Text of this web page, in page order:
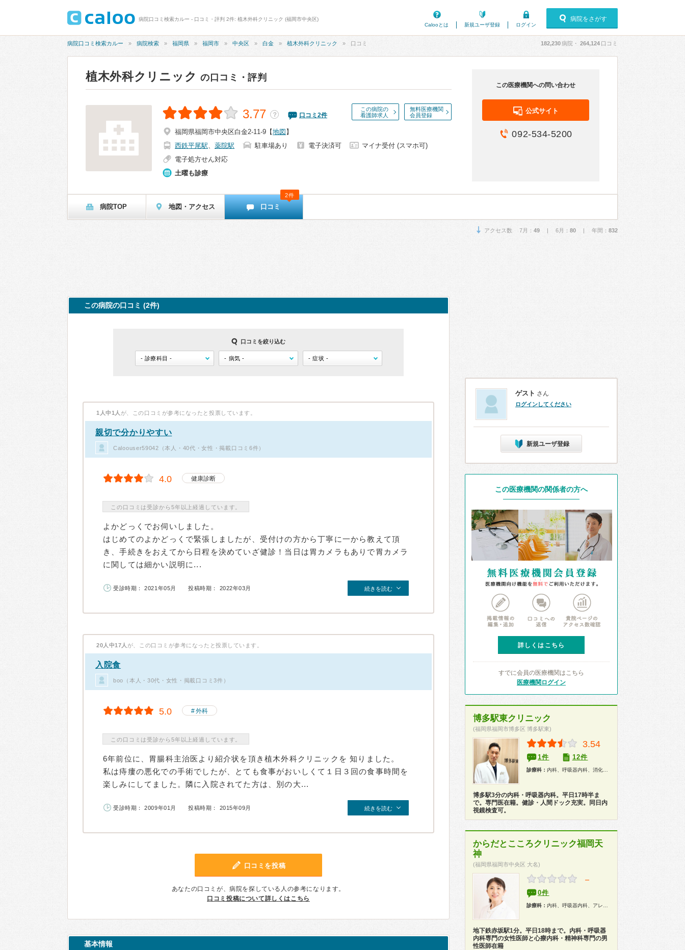
病院口コミ検索カルー - 口コミ・評判 2件: 植木外科クリニック (福岡市中央区)
Calooとは
新規ユーザ登録 ログイン
病院をさがす
病院口コミ検索カルー 病院検索 福岡県 福岡市 中央区 白金 植木外科クリニック 口コミ 182,230病院・ 264,124 口コミ
植木外科クリニック の口コミ・評判
この病院の
看護師求人
無料医療機関
会員登録
3.77 ？ 口コミ 2件
福岡県福岡市中央区白金2-11-9 【地図 】
西鉄平尾駅、 薬院駅 駐車場あり 電子決済可
マイナ受付 (スマホ可)
電子処方せん対応
土曜も診療
この医療機関への問い合わせ
公式サイト
092-534-5200
病院TOP 地図・アクセス 口コミ
2件
アクセス数 7月： 49 | 6月： 80 | 年間： 832
この病院の口コミ (2件)
口コミを絞り込む
1人中1人 が、この口コミが参考になったと投票しています。
親切で分かりやすい
Caloouser59042（本人・40代・女性・掲載口コミ6件）
4.0 健康診断
この口コミは受診から5年以上経過しています。
よかどっくでお伺いしました。
はじめてのよかどっくで緊張しましたが、受付けの方から丁寧に一から教えて頂
き、手続きをおえてから日程を決めていざ健診！当日は胃カメラもありで胃カメラ
に関しては細かい説明に...
受診時期： 2021年05月 投稿時期： 2022年03月 続きを読む
20人中17人 が、この口コミが参考になったと投票しています。
入院食
boo（本人・30代・女性・掲載口コミ3件）
5.0 外科
この口コミは受診から5年以上経過しています。
6年前位に、胃腸科主治医より紹介状を頂き植木外科クリニックを 知りました。
私は痔瘻の悪化での手術でしたが、とても食事がおいしくて１日３回の食事時間を
楽しみにしてました。隣に入院されてた方は、別の大...
受診時期： 2009年01月 投稿時期： 2015年09月 続きを読む
口コミを投稿
あなたの口コミが、病院を探している人の参考になります。
口コミ投稿について詳しくはこちら
基本情報
ゲスト さん
ログインしてください
新規ユーザ登録
この医療機関の関係者の方へ
詳しくはこちら
すでに会員の医療機関はこちら
医療機関ログイン
博多駅東クリニック
(福岡県福岡市博多区 博多駅東)
3.54
1件 12件
診療科： 内科、呼吸器内科、消化器内科、胃腸科、健康診断、人間ドック
博多駅3分の内科・呼吸器内科。平日17時半ま
で。専門医在籍。健診・人間ドック充実。同日内
視鏡検査可。
からだとこころクリニック福岡天
神
(福岡県福岡市中央区 大名)
－
0件
診療科： 内科、呼吸器内科、アレルギー科、精神科、心療内科
地下鉄赤坂駅1分。平日18時まで。内科・呼吸器
内科専門の女性医師と心療内科・精神科専門の男
性医師在籍